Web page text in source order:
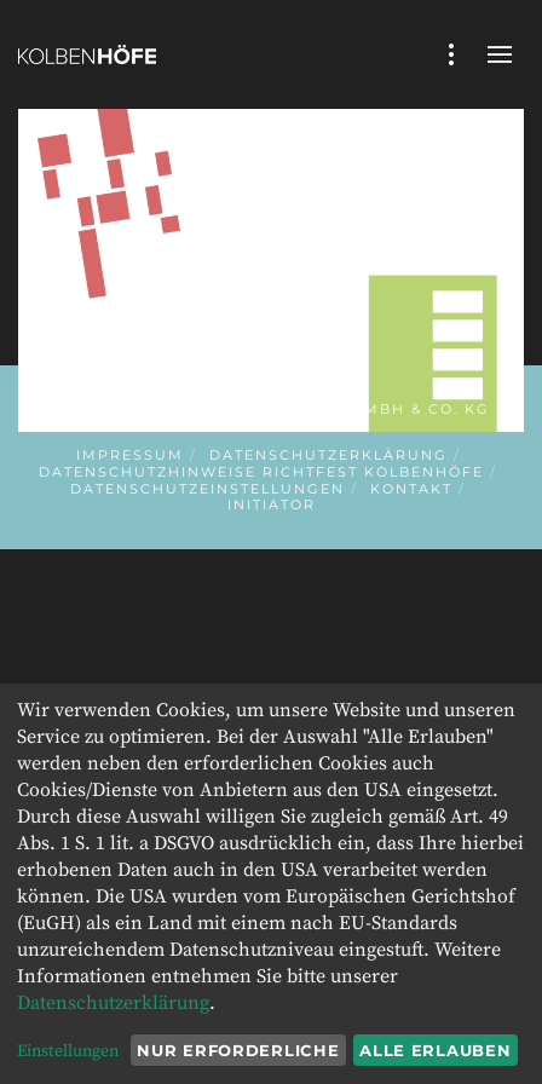
COPYRIGHT © 2019 KOLBENHÖFE GMBH & CO. KG
IMPRESSUM
DATENSCHUTZERKLÄRUNG
DATENSCHUTZHINWEISE RICHTFEST KOLBENHÖFE
DATENSCHUTZEINSTELLUNGEN
KONTAKT
INITIATOR
Wir verwenden Cookies, um unsere Website und unseren
Service zu optimieren. Bei der Auswahl "Alle Erlauben"
werden neben den erforderlichen Cookies auch
Cookies/Dienste von Anbietern aus den USA eingesetzt.
Durch diese Auswahl willigen Sie zugleich gemäß Art. 49
Abs. 1 S. 1 lit. a DSGVO ausdrücklich ein, dass Ihre hierbei
erhobenen Daten auch in den USA verarbeitet werden
können. Die USA wurden vom Europäischen Gerichtshof
(EuGH) als ein Land mit einem nach EU-Standards
unzureichendem Datenschutzniveau eingestuft. Weitere
Informationen entnehmen Sie bitte unserer
Datenschutzerklärung.
Einstellungen NUR ERFORDERLICHE ALLE ERLAUBEN